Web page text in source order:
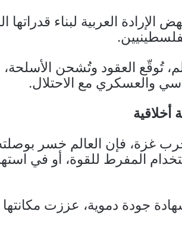
العربية لبناء قدراتها
تُوقّع العقود وتُشحن الأسلحة،
والعسكري مع الاحتلال.
غزة، فإن العالم خسر
المفرط للقوة، أو في
جودة دموية، عززت